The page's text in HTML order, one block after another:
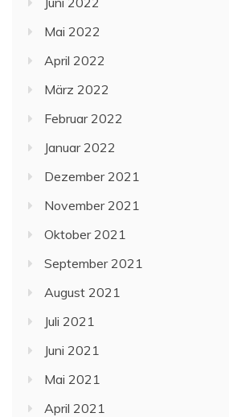
Mai 2022
April 2022
März 2022
Februar 2022
Januar 2022
Dezember 2021
November 2021
Oktober 2021
September 2021
August 2021
Juli 2021
Juni 2021
Mai 2021
April 2021